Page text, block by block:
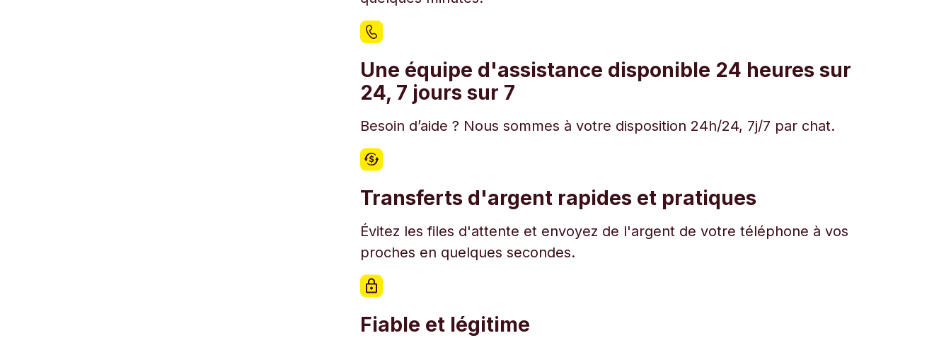
Une équipe d'assistance disponible 24 heures sur
24, 7 jours sur 7
Besoin d’aide ? Nous sommes à votre disposition 24h/24, 7j/7 par chat.
Transferts d'argent rapides et pratiques
Évitez les files d'attente et envoyez de l'argent de votre téléphone à vos
proches en quelques secondes.
Fiable et légitime